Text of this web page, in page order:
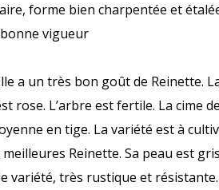
forme bien charpentée et
vigueur
a un très bon goût de Reinette.
rose. L’arbre est fertile. La cime
en tige. La variété est à
Reinette. Sa peau est
variété, très rustique et